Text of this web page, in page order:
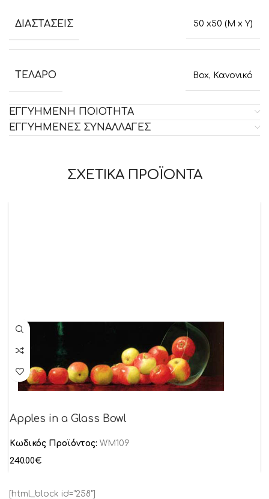
ΔΙΑΣΤΑΣΕΙΣ 50 x50 (M x Y)
ΤΕΛΑΡΟ Box, Κανονικό
ΕΓΓΥΗΜΕΝΗ ΠΟΙΟΤΗΤΑ
ΕΓΓΥΗΜΕΝΕΣ ΣΥΝΑΛΛΑΓΕΣ
ΣΧΕΤΙΚΑ ΠΡΟΪΟΝΤΑ
Apples in a Glass Bowl
Κωδικός Προϊόντος: WM109
240.00€
[html_block id="258"]